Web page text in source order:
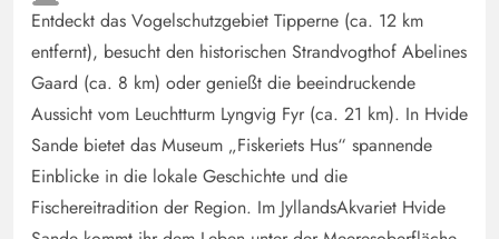
Entdeckt das Vogelschutzgebiet Tipperne (ca. 12 km
entfernt), besucht den historischen Strandvogthof Abelines
Gaard (ca. 8 km) oder genießt die beeindruckende
Aussicht vom Leuchtturm Lyngvig Fyr (ca. 21 km). In Hvide
Sande bietet das Museum „Fiskeriets Hus“ spannende
Einblicke in die lokale Geschichte und die
Fischereitradition der Region. Im JyllandsAkvariet Hvide